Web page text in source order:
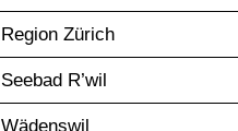
Region Zürich
Seebad R’wil
Wädenswil